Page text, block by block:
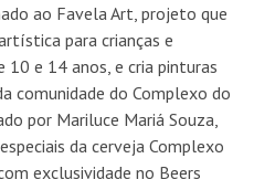
ao Favela Art, projeto que
para crianças e
e 14 anos, e cria pinturas
comunidade do Complexo do
por Mariluce Mariá Souza,
da cerveja Complexo
exclusividade no Beers